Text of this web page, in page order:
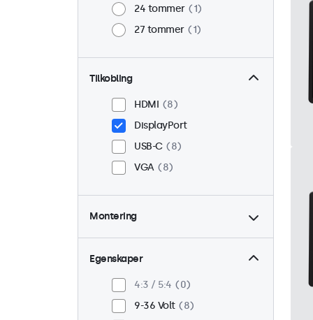
24 tommer
1
27 tommer
1
Tilkobling
HDMI
8
DisplayPort
USB-C
8
VGA
8
Montering
Panel montert
8
Innebygd
VESA 75 x 75
VESA 100 x 100
Egenskaper
4:3 / 5:4
0
9-36 Volt
8